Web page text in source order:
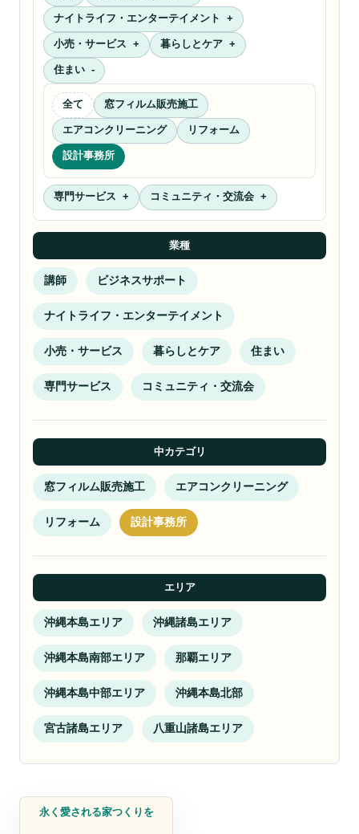
ナイトライフ・エンターテイメント
小売・サービス 暮らしとケア
住まい
全て 窓フィルム販売施工
エアコンクリーニング リフォーム
設計事務所
専門サービス コミュニティ・交流会
業種
講師 ビジネスサポート
ナイトライフ・エンターテイメント
小売・サービス 暮らしとケア 住まい
専門サービス コミュニティ・交流会
中カテゴリ
窓フィルム販売施工 エアコンクリーニング
リフォーム 設計事務所
エリア
沖縄本島エリア 沖縄諸島エリア
沖縄本島南部エリア 那覇エリア
沖縄本島中部エリア 沖縄本島北部
宮古諸島エリア 八重山諸島エリア
設計事務所
永く愛される家つくりを